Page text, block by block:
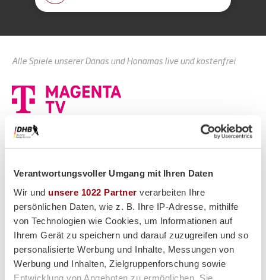
Verantwortungsvoller Umgang mit Ihren Daten
Wir und unsere 1022 Partner verarbeiten Ihre
persönlichen Daten, wie z. B. Ihre IP-Adresse, mithilfe
von Technologien wie Cookies, um Informationen auf
Ihrem Gerät zu speichern und darauf zuzugreifen und so
personalisierte Werbung und Inhalte, Messungen von
Werbung und Inhalten, Zielgruppenforschung sowie
Entwicklung von Angeboten zu ermöglichen. Sie
Alle Spiele unserer Danas und Honamas live und kostenfrei
Hauptpartner